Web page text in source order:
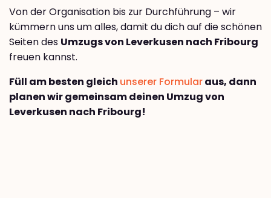
Von der Organisation bis zur Durchführung – wir
kümmern uns um alles, damit du dich auf die schönen
Seiten des Umzugs von Leverkusen nach Fribourg
freuen kannst.
Füll am besten gleich unserer Formularaus, dann
planen wir gemeinsam deinen Umzug von
Leverkusen nach Fribourg!